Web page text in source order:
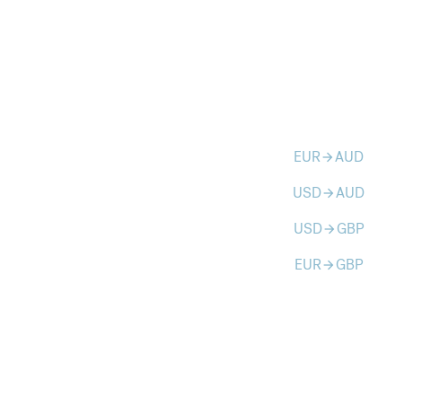
EURarrow_forwardAUD
USDarrow_forwardAUD
USDarrow_forward GBP
EURarrow_forward GBP